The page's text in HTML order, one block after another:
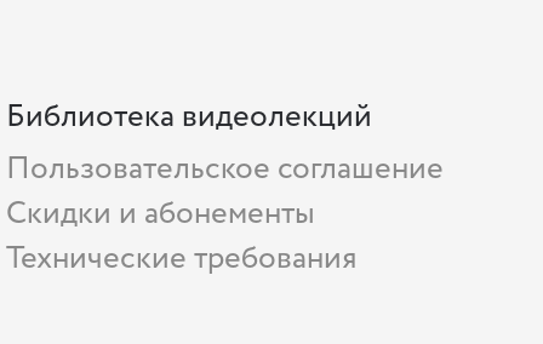
Библиотека видеолекций
Пользовательское соглашение
Скидки и абонементы
Технические требования